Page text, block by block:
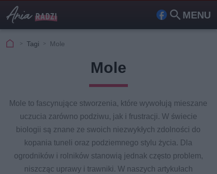
MENU
Fa Szu
Tagi Mole
Mole
Mole to fascynujące stworzenia, które wywołują mieszane
uczucia zarówno podziwu, jak i frustracji. W świecie
biologii są znane ze swoich niezwykłych zdolności do
kopania tuneli oraz podziemnego stylu życia. Dla
ogrodników i rolników stanowią jednak często problem,
niszcząc uprawy i trawniki. W naszych artykułach